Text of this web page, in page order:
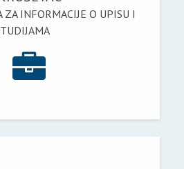
ZA INFORMACIJE O UPISU I